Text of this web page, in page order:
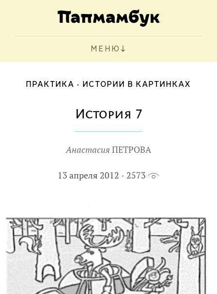
МЕНЮ
ПРАКТИКА ИСТОРИИ В КАРТИНКАХ
История 7
Анастасия ПЕТРОВА
13 апреля 2012 2573